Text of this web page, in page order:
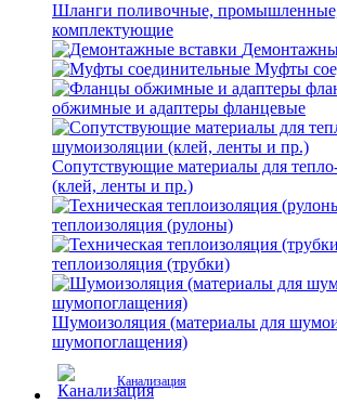
Шланги поливочные, промышленные,
комплектующие
Муфты
обжимные и адаптеры фланцевые
Сопутствующие материалы для
(клей, ленты и пр.)
теплоизоляция (рулоны)
теплоизоляция (трубки)
Шумоизоляция (материалы для
шумопоглащения)
Канализация